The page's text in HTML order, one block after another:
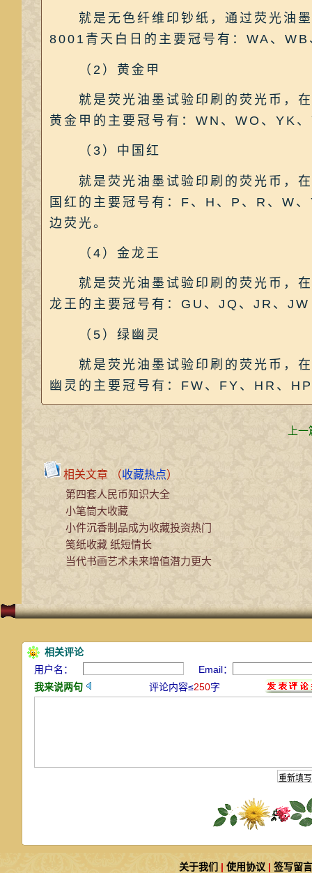
就是无色纤维印钞纸，通过荧光油墨
8001青天白日的主要冠号有：WA、
（2）黄金甲
就是荧光油墨试验印刷的荧光币，在
黄金甲的主要冠号有：WN、WO、YK
（3）中国红
就是荧光油墨试验印刷的荧光币，在
国红的主要冠号有：F、H、P、R、W
边荧光。
（4）金龙王
就是荧光油墨试验印刷的荧光币，在
龙王的主要冠号有：GU、JQ、JR、
（5）绿幽灵
就是荧光油墨试验印刷的荧光币，在
幽灵的主要冠号有：FW、FY、HR、
上
相关文章 （收藏热点）
第四套人民币知识大全
小笔筒大收藏
小件沉香制品成为收藏投资热门
笺纸收藏 纸短情长
当代书画艺术未来增值潜力更大
相关评论
用户名：
Email：
我来说两句
评论内容≤250字
关于我们 | 使用协议 | 签写留言